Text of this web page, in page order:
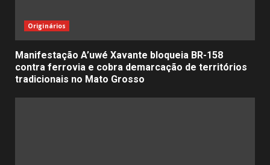
Originários
Manifestação A’uwé Xavante bloqueia BR-158
contra ferrovia e cobra demarcação de territórios
tradicionais no Mato Grosso